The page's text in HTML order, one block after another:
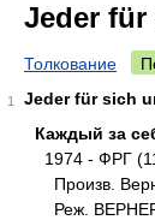
Jeder
Толкование
1
Jeder für sich
Каждый за
1974 - ФРГ
Произв.
Реж.